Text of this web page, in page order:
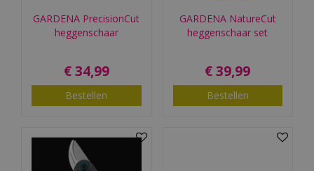
GARDENA PrecisionCut
heggenschaar
€ 34,99
Bestellen
GARDENA NatureCut
heggenschaar set
€ 39,99
Bestellen